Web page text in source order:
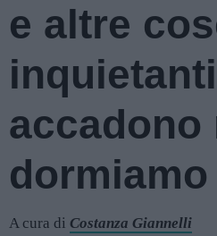
e altre
accadono
dormiamo
A cura di Costanza Giannelli